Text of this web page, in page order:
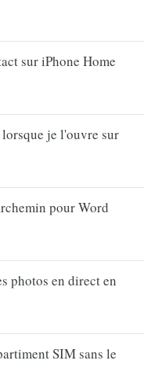
sur iPhone Home
je l'ouvre sur
pour Word
photos en direct en
SIM sans le